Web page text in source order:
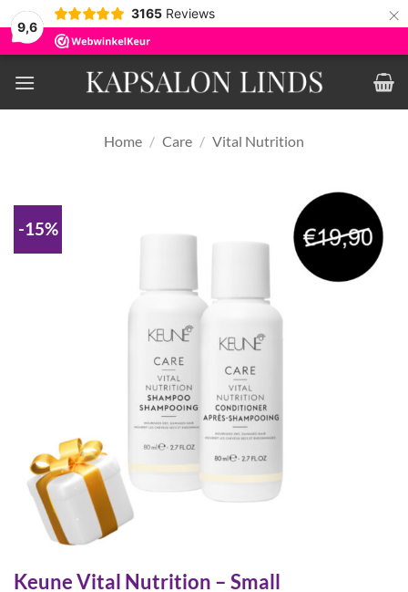
9,6
3165 Reviews ×
naar
inhoud
Home / Care / Vital Nutrition
-15%
Keune Vital Nutrition – Small